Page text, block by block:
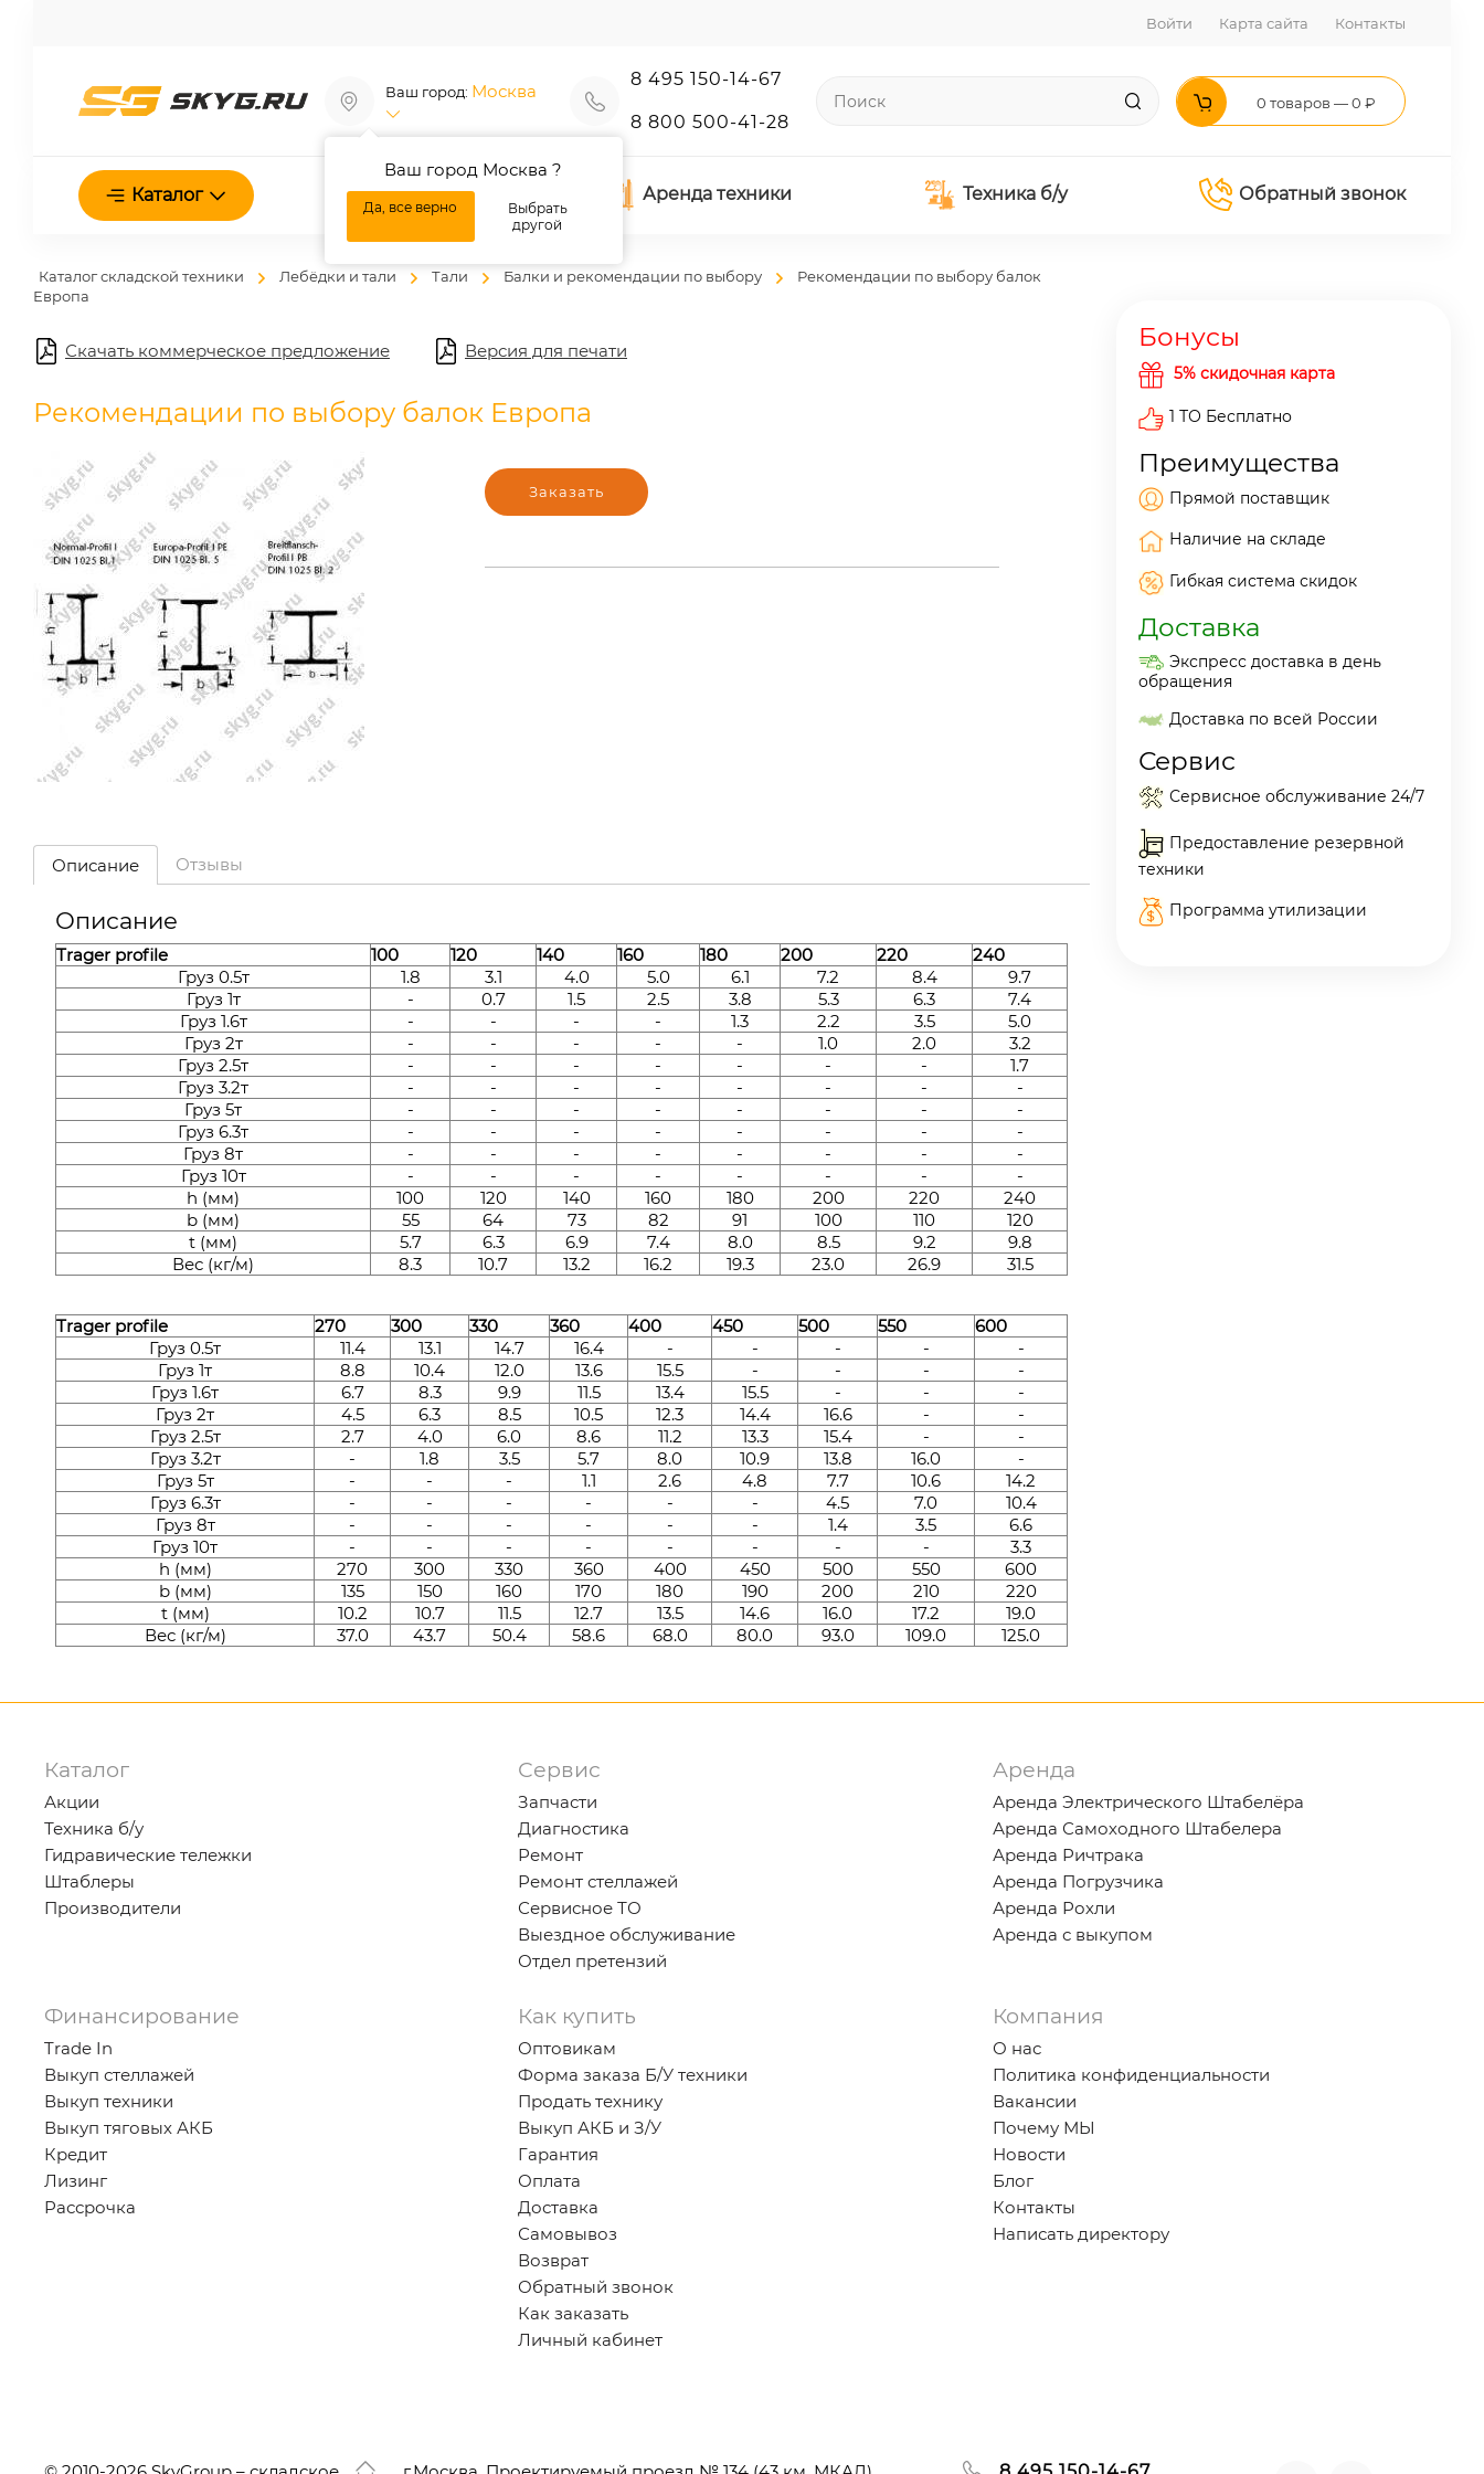
Войти Карта сайта Контакты
Ваш город: Москва
Ваш город Москва ?
Да, все верно
Выбрать
другой
8 495 150-14-67
8 800 500-41-28
0 товаров — 0 ₽
Каталог О нас Аренда техники Техника б/у Обратный звонок
Каталог складской техники Лебёдки и тали Тали Балки и рекомендации по выбору
Рекомендации по выбору балок
Европа
Скачать коммерческое предложение Версия для печати
Рекомендации по выбору балок Европа
Заказать
Описание Отзывы
Описание
Trager profile 100 120 140 160 180 200 220
240
Груз 0.5т
1.8 3.1 4.0 5.0 6.1 7.2 8.4
9.7
Груз 1т
- 0.7 1.5 2.5 3.8 5.3 6.3
7.4
Груз 1.6т
- - - - 1.3 2.2 3.5
5.0
Груз 2т
- - - - - 1.0 2.0
3.2
Груз 2.5т
- - - - - - -
1.7
Груз 3.2т
- - - - - - -
-
Груз 5т
- - - - - - -
-
Груз 6.3т
- - - - - - -
-
Груз 8т
- - - - - - -
-
Груз 10т
- - - - - - -
-
h (мм)
100 120 140 160 180 200 220
240
b (мм)
55 64 73 82 91 100 110
120
t (мм)
5.7 6.3 6.9 7.4 8.0 8.5 9.2
9.8
Вес (кг/м)
8.3 10.7 13.2 16.2 19.3 23.0 26.9 31.5
Trager profile 270 300 330 360 400 450 500 550
600
Груз 0.5т
11.4 13.1 14.7 16.4 - - - -
-
Груз 1т
8.8 10.4 12.0 13.6 15.5 - - -
-
Груз 1.6т
6.7 8.3 9.9 11.5 13.4 15.5 - -
-
Груз 2т
4.5 6.3 8.5 10.5 12.3 14.4 16.6 -
-
Груз 2.5т
2.7 4.0 6.0 8.6 11.2 13.3 15.4 -
-
Груз 3.2т
- 1.8 3.5 5.7 8.0 10.9 13.8 16.0
-
Груз 5т
- - - 1.1 2.6 4.8 7.7 10.6
14.2
Груз 6.3т
- - - - - - 4.5 7.0
10.4
Груз 8т
- - - - - - 1.4 3.5
6.6
Груз 10т
- - - - - - - -
3.3
h (мм)
270 300 330 360 400 450 500 550
600
b (мм)
135 150 160 170 180 190 200 210
220
t (мм)
10.2 10.7 11.5 12.7 13.5 14.6 16.0 17.2
19.0
Вес (кг/м)
37.0 43.7 50.4 58.6 68.0 80.0 93.0 109.0 125.0
Бонусы
5% скидочная карта
1 ТО Бесплатно
Преимущества
Прямой поставщик
Наличие на складе
Гибкая система скидок
Доставка
Экспресс доставка в день
обращения
Доставка по всей России
Сервис
Сервисное обслуживание 24/7
Предоставление резервной
техники
Программа утилизации
Каталог
Акции
Техника б/у
Гидравические тележки
Штаблеры
Производители
Сервис
Запчасти
Диагностика
Ремонт
Ремонт стеллажей
Сервисное ТО
Выездное обслуживание
Отдел претензий
Аренда
Аренда Электрического Штабелёра
Аренда Самоходного Штабелера
Аренда Ричтрака
Аренда Погрузчика
Аренда Рохли
Аренда с выкупом
Финансирование
Trade In
Выкуп стеллажей
Выкуп техники
Выкуп тяговых АКБ
Кредит
Лизинг
Рассрочка
Как купить
Оптовикам
Форма заказа Б/У техники
Продать технику
Выкуп АКБ и З/У
Гарантия
Оплата
Доставка
Самовывоз
Возврат
Обратный звонок
Как заказать
Личный кабинет
Компания
О нас
Политика конфиденциальности
Вакансии
Почему МЫ
Новости
Блог
Контакты
Написать директору